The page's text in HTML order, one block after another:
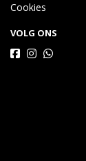
Cookies
VOLG ONS